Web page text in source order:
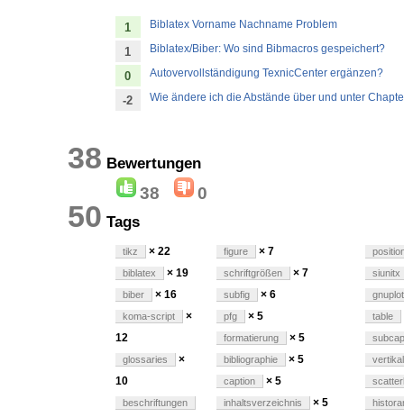
1 Biblatex Vorname Nachname Problem
1 Biblatex/Biber: Wo sind Bibmacros gespeichert?
0 Autovervollständigung TexnicCenter ergänzen?
-2 Wie ändere ich die Abstände über und unter
38 Bewertungen
38 0
50 Tags
tikz × 22
biblatex × 19
biber × 16
koma-script
×
12
glossaries
×
10
beschriftungen
figure × 7
schriftgrößen × 7
subfig × 6
pfg × 5
formatierung × 5
bibliographie × 5
caption × 5
inhaltsverzeichnis × 5
siunitx
gnuplot
table
vertikal